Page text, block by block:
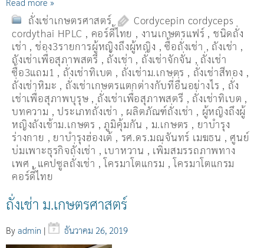
ถั่งเช่าเกษตรศาสตร์
Cordycepin cordyceps
cordythai HPLC , คอร์ดี้ไทย , งานเกษตรแฟร์ , ชนิดถั่ง
เช่า , ช่อง3รายการผู้หญิงถึงผู้หญิง ,ซื้อถั่งเช่า , ถังเช่า ,
ถังเช่าเพื่อสุภาพสตรี , ถั่งเช่า , ถั่งเช่าจักจั่น , ถั่งเช่า
ซื้อ3แถม1 , ถั่งเช่าทิเบต , ถั่งเช่าม.เกษตร , ถั่งเช่าสีทอง ,
ถั่งเช่าหิมะ , ถั่งเช่าเกษตรแตกต่างกับที่อื่นอย่างไร , ถั่ง
เช่าเพื่อสุภาพบุรุษ , ถั่งเช่าเพื่อสุภาพสตรี , ถั่่งเช่าทิเบต ,
บทความ ,ประเภทถั่งเช่า , ผลิตภัณฑ์ถั่งเช่า , ผู้หญิงถึงผู้
หญิงถังเช้าม.เกษตร ,ภูมิคุ้มกัน , ม.เกษตร , ยาบำรุง
ร่างกาย , ยาบำรุงฮ่องเต้ , รศ.ดร.มณจันทร์ เมฆธน , ศูนย์
บ่มเพาะธุรกิจถั่งเช่า , เบาหวาน , เพิ่มสมรรถภาพทาง
เพศ , แคปซูลถั่งเช่า ,โครมาโตแกรม ,โครมาโตแกรม
คอร์ดี้ไทย
ถั่งเช่า ม.เกษตรศาสตร์
By admin | ธันวาคม 26, 2019